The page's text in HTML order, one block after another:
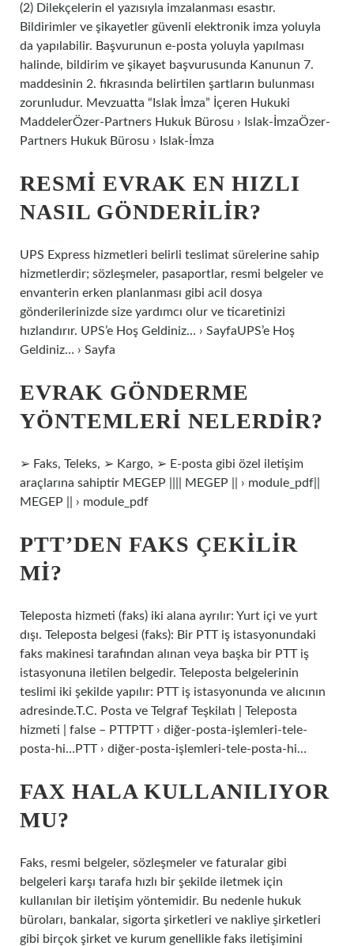
(2) Dilekçelerin el yazısıyla imzalanması esastır.
Bildirimler ve şikayetler güvenli elektronik imza yoluyla
da yapılabilir. Başvurunun e-posta yoluyla yapılması
halinde, bildirim ve şikayet başvurusunda Kanunun 7.
maddesinin 2. fıkrasında belirtilen şartların bulunması
zorunludur. Mevzuatta “Islak İmza” İçeren Hukuki
MaddelerÖzer-Partners Hukuk Bürosu › Islak-İmzaÖzer-
Partners Hukuk Bürosu › Islak-İmza
RESMI EVRAK EN HIZLI
NASIL GÖNDERILIR?
UPS Express hizmetleri belirli teslimat sürelerine sahip
hizmetlerdir; sözleşmeler, pasaportlar, resmi belgeler ve
envanterin erken planlanması gibi acil dosya
gönderilerinizde size yardımcı olur ve ticaretinizi
hızlandırır. UPS’e Hoş Geldiniz… › SayfaUPS’e Hoş
Geldiniz… › Sayfa
EVRAK GÖNDERME
YÖNTEMLERI NELERDIR?
➢ Faks, Teleks, ➢ Kargo, ➢ E-posta gibi özel iletişim
araçlarına sahiptir MEGEP |||| MEGEP || › module_pdf||
MEGEP || › module_pdf
PTT’DEN FAKS ÇEKILIR
MI?
Teleposta hizmeti (faks) iki alana ayrılır: Yurt içi ve yurt
dışı. Teleposta belgesi (faks): Bir PTT iş istasyonundaki
faks makinesi tarafından alınan veya başka bir PTT iş
istasyonuna iletilen belgedir. Teleposta belgelerinin
teslimi iki şekilde yapılır: PTT iş istasyonunda ve alıcının
adresinde.T.C. Posta ve Telgraf Teşkilatı | Teleposta
hizmeti | false – PTTPTT › diğer-posta-işlemleri-tele-
posta-hi…PTT › diğer-posta-işlemleri-tele-posta-hi…
FAX HALA KULLANILIYOR
MU?
Faks, resmi belgeler, sözleşmeler ve faturalar gibi
belgeleri karşı tarafa hızlı bir şekilde iletmek için
kullanılan bir iletişim yöntemidir. Bu nedenle hukuk
büroları, bankalar, sigorta şirketleri ve nakliye şirketleri
gibi birçok şirket ve kurum genellikle faks iletişimini